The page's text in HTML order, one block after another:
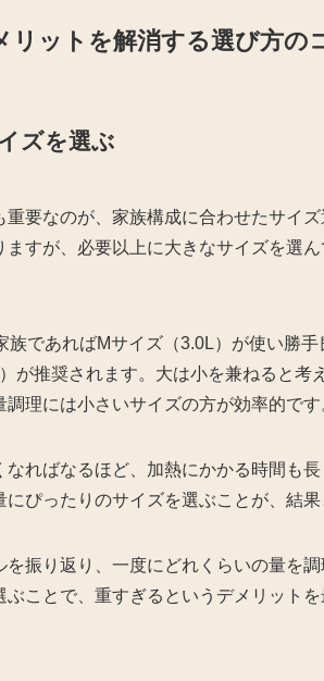
リットを解消する選び方の
ズを選ぶ
重要なのが、家族構成に合わせたサイ
ますが、必要以上に大きなサイズを選
族であればMサイズ（3.0L）が使い勝
が推奨されます。大は小を兼ねると
理には小さいサイズの方が効率的です
なればなるほど、加熱にかかる時間も
ぴったりのサイズを選ぶことが、結
を振り返り、一度にどれくらいの量を
ことで、重すぎるというデメリット